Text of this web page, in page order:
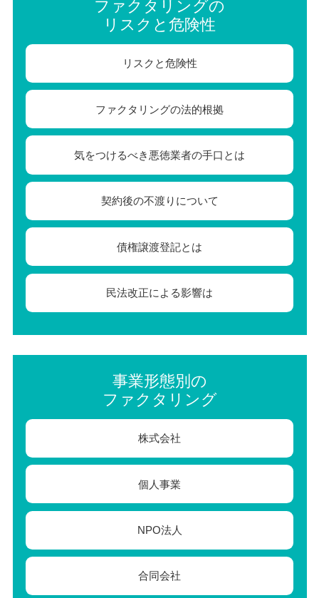
ファクタリングの
リスクと危険性
リスクと危険性
ファクタリングの法的根拠
気をつけるべき悪徳業者の手口とは
契約後の不渡りについて
債権譲渡登記とは
民法改正による影響は
事業形態別の
ファクタリング
株式会社
個人事業
NPO法人
合同会社